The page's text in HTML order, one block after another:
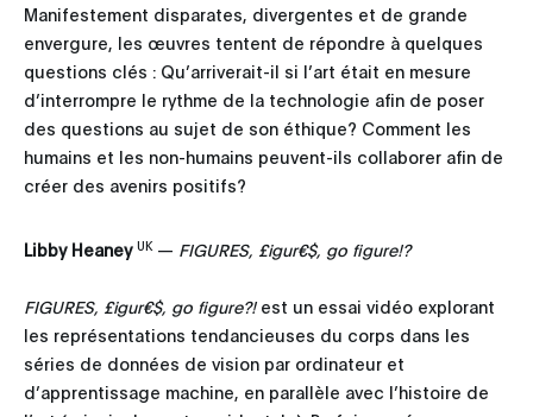
Manifestement disparates, divergentes et de grande
envergure, les œuvres tentent de répondre à quelques
questions clés : Qu’arriverait-il si l’art était en mesure
d’interrompre le rythme de la technologie afin de poser
des questions au sujet de son éthique? Comment les
humains et les non-humains peuvent-ils collaborer afin de
créer des avenirs positifs?
Libby Heaney UK— FIGURES, £igur€$, go figure!?
FIGURES, £igur€$, go figure?! est un essai vidéo explorant
les représentations tendancieuses du corps dans les
séries de données de vision par ordinateur et
d’apprentissage machine, en parallèle avec l’histoire de